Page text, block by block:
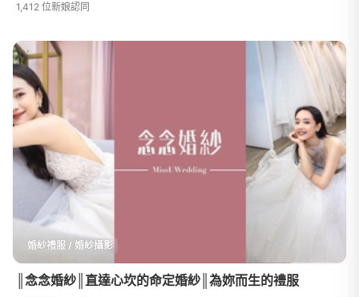
1,412 位新娘認同
婚紗禮服 / 婚紗攝影
║念念婚紗║直達心坎的命定婚紗║為妳而生的禮服